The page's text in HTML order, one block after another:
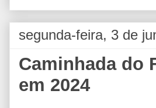
segunda-feira, 3 de
Caminhada do
em 2024